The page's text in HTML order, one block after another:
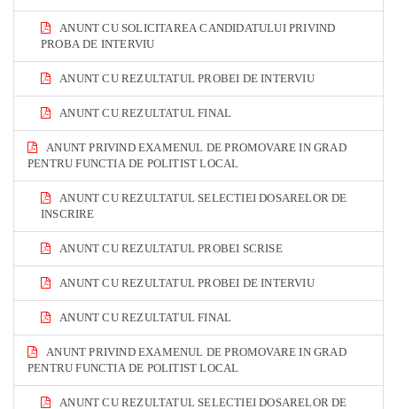
ANUNT CU SOLICITAREA CANDIDATULUI PRIVIND
PROBA DE INTERVIU
ANUNT CU REZULTATUL PROBEI DE INTERVIU
ANUNT CU REZULTATUL FINAL
ANUNT PRIVIND EXAMENUL DE PROMOVARE IN GRAD
PENTRU FUNCTIA DE POLITIST LOCAL
ANUNT CU REZULTATUL SELECTIEI DOSARELOR DE
INSCRIRE
ANUNT CU REZULTATUL PROBEI SCRISE
ANUNT CU REZULTATUL PROBEI DE INTERVIU
ANUNT CU REZULTATUL FINAL
ANUNT PRIVIND EXAMENUL DE PROMOVARE IN GRAD
PENTRU FUNCTIA DE POLITIST LOCAL
ANUNT CU REZULTATUL SELECTIEI DOSARELOR DE